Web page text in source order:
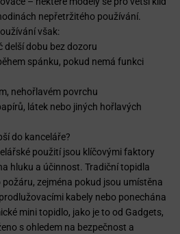
nepřetržitého používání.
však:
delší dobu bez dozoru
spánku, pokud nemá funkci
nehořlavém povrchu
látek nebo jiných hořlavých
do kanceláře?
použití jsou klíčovými faktory
hluku a účinnost. Tradiční topidla
zejména pokud jsou umístěna
kabely nebo ponechána
mini topidlo, jako je to od Gadgets,
s ohledem na bezpečnost a